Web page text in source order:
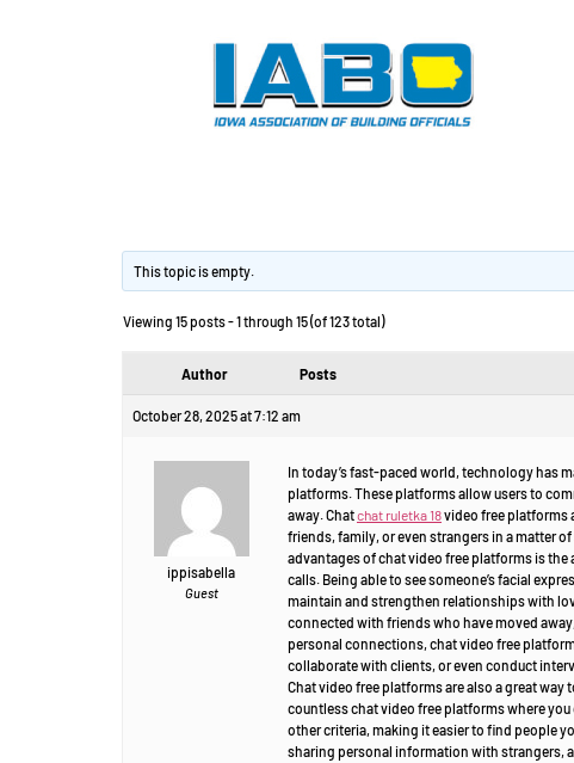
This topic is empty.
Viewing 15 posts - 1 through 15 (of 123 total)
Author Posts
October 28, 2025 at 7:12 am
ippisabella
Guest
In today’s fast-paced world, technology has
platforms. These platforms allow users to
away. Chatchat ruletka 18video free platforms
friends, family, or even strangers in a matter
advantages of chat video free platforms is
calls. Being able to see someone’s facial
maintain and strengthen relationships with
connected with friends who have moved
personal connections, chat video free
collaborate with clients, or even conduct
Chat video free platforms are also a great
countless chat video free platforms where
other criteria, making it easier to find people
sharing personal information with strangers,